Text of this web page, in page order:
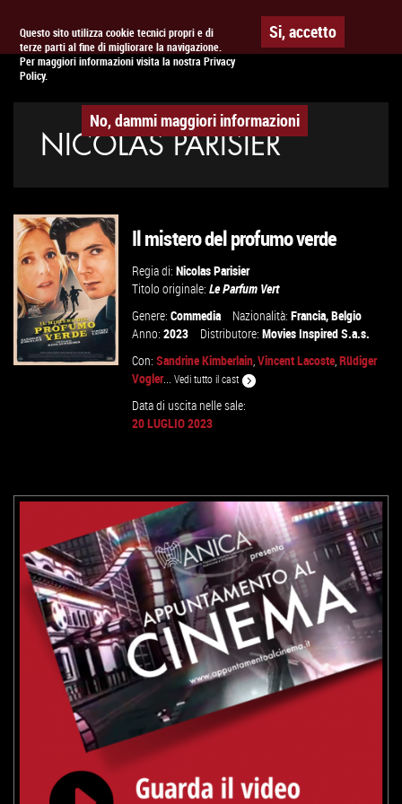
Questo sito utilizza cookie tecnici propri e di
terze parti al fine di migliorare la navigazione.
Per maggiori informazioni visita la nostra Privacy
Policy.
Si, accetto
No, dammi maggiori informazioni
APPUNTAMENTO AL CINEMA
NICOLAS PARISIER
Il mistero del profumo verde
Regia di:Nicolas Parisier
Titolo originale:Le Parfum Vert
Genere:Commedia Nazionalità:Francia,Belgio
Anno:2023 Distributore:Movies Inspired S.a.s.
Con:Sandrine Kimberlain,Vincent Lacoste,Rüdiger
Vogler...Vedi tutto il cast
Data di uscita nelle sale:
20 LUGLIO 2023